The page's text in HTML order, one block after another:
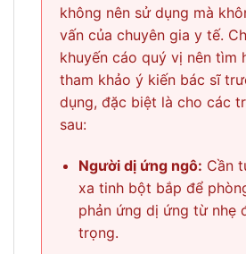
không nên sử dụng mà
vấn của chuyên gia y tế.
khuyến cáo quý vị nên tìm
tham khảo ý kiến bác sĩ
dụng, đặc biệt là cho các
sau:
Người dị ứng ngô: Cần
xa tinh bột bắp để
phản ứng dị ứng từ nhẹ
trọng.